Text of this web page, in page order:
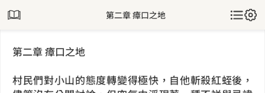
第二章 瘴口之地
第二章 瘴口之地
村民們對小山的態度轉變得極快，自他斬殺紅蛭後，